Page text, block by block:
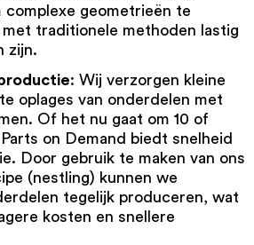
geometrieën te
traditionele methoden lastig
zijn.
: Wij verzorgen kleine
oplages van onderdelen met
Of het nu gaat om 10 of
on Demand biedt snelheid
Door gebruik te maken van ons
(nestling) kunnen we
tegelijk produceren, wat
kosten en snellere